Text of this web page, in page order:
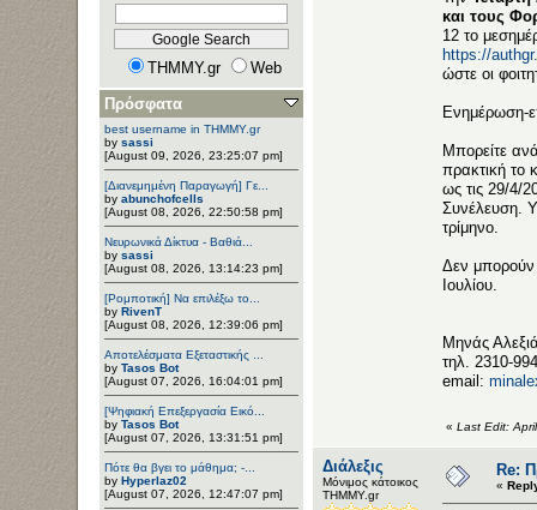
THMMY.gr
Web
Πρόσφατα
best username in THMMY.gr
by sassi
[August 09, 2026, 23:25:07 pm]
[Διανεμημένη Παραγωγή] Γε...
by abunchofcells
[August 08, 2026, 22:50:58 pm]
Νευρωνικά Δίκτυα - Βαθιά...
by sassi
[August 08, 2026, 13:14:23 pm]
[Ρομποτική] Να επιλέξω το...
by RivenT
[August 08, 2026, 12:39:06 pm]
Αποτελέσματα Εξεταστικής ...
by Tasos Bot
[August 07, 2026, 16:04:01 pm]
[Ψηφιακή Επεξεργασία Εικό...
by Tasos Bot
[August 07, 2026, 13:31:51 pm]
Πότε θα βγει το μάθημα; -...
by Hyperlaz02
[August 07, 2026, 12:47:07 pm]
και τους
12 το
https://
ώστε οι
Ενημέρωση-
Μπορείτε
πρακτική το
ως τις 29/4/
Συνέλευση.
τρίμηνο.
Δεν μπορούν
Ιουλίου.
Μηνάς
τηλ. 2310-
email:
« Last Edit:
Διάλεξις
Μόνιμος κάτοικος
ΤΗΜΜΥ.gr
Re:
«